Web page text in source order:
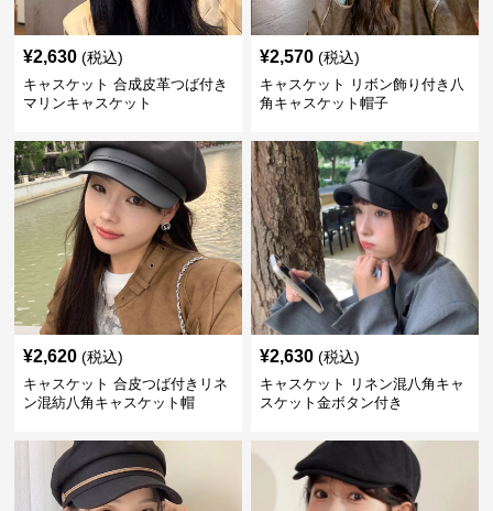
¥2,630 (税込)
キャスケット 合成皮革つば付き
マリンキャスケット
¥2,570 (税込)
キャスケット リボン飾り付き八
角キャスケット帽子
¥2,620 (税込)
キャスケット 合皮つば付きリネ
ン混紡八角キャスケット帽
¥2,630 (税込)
キャスケット リネン混八角キャ
スケット金ボタン付き